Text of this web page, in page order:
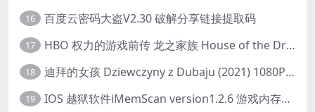
16 百度云密码大盗V2.30 破解分享链接提取码
17 HBO 权力的游戏前传 龙之家族 House of the Dragon (2022) 中字 1080P 更新4集
18 迪拜的女孩 Dziewczyny z Dubaju (2021) 1080P 中字
19 IOS 越狱软件iMemScan version1.2.6 游戏内存修改器